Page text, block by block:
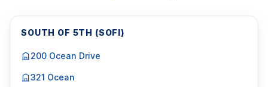
SOUTH OF 5TH (SOFI)
200 Ocean Drive
321 Ocean